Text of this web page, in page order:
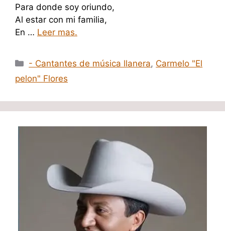
Para donde soy oriundo,
Al estar con mi familia,
En … Leer mas.
Categorías
- Cantantes de música llanera, Carmelo "El
pelon" Flores